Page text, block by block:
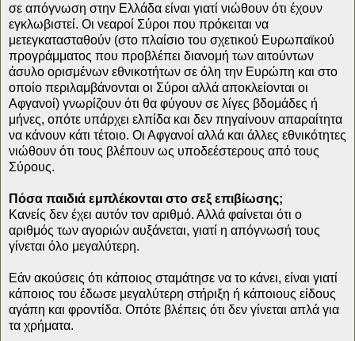
σε απόγνωση στην Ελλάδα είναι γιατί νιώθουν ότι έχουν
εγκλωβιστεί. Οι νεαροί Σύροι που πρόκειται να
μετεγκατασταθούν (στο πλαίσιο του σχετικού Ευρωπαϊκού
προγράμματος που προβλέπει διανομή των αιτούντων
άσυλο ορισμένων εθνικοτήτων σε όλη την Ευρώπη και στο
οποίο περιλαμβάνονται οι Σύροι αλλά αποκλείονται οι
Αφγανοί) γνωρίζουν ότι θα φύγουν σε λίγες βδομάδες ή
μήνες, οπότε υπάρχει ελπίδα και δεν πηγαίνουν απαραίτητα
να κάνουν κάτι τέτοιο. Οι Αφγανοί αλλά και άλλες εθνικότητες
νιώθουν ότι τους βλέπουν ως υποδεέστερους από τους
Σύρους.
Πόσα παιδιά εμπλέκονται στο σεξ επιβίωσης;
Κανείς δεν έχει αυτόν τον αριθμό. Αλλά φαίνεται ότι ο
αριθμός των αγοριών αυξάνεται, γιατί η απόγνωσή τους
γίνεται όλο μεγαλύτερη.
Εάν ακούσεις ότι κάποιος σταμάτησε να το κάνει, είναι γιατί
κάποιος του έδωσε μεγαλύτερη στήριξη ή κάποιους είδους
αγάπη και φροντίδα. Οπότε βλέπεις ότι δεν γίνεται απλά για
τα χρήματα.